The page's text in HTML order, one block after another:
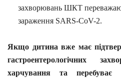
захворювань ШКТ
зараження SARS-CoV-2.
Якщо дитина вже має
гастроентерологічних
харчування та перебуває